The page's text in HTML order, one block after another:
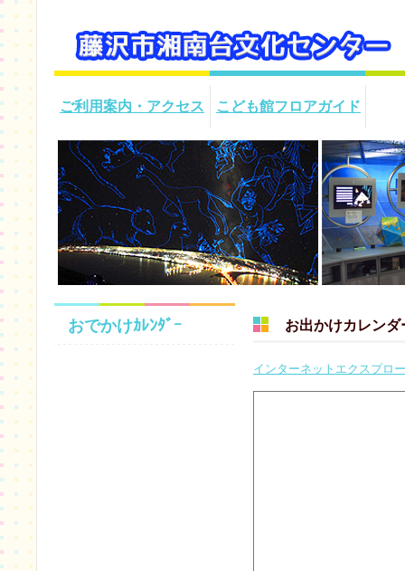
ご利用案内・アクセス こども館フロアガイド
おでかけｶﾚﾝﾀﾞｰ お出かけカレンダ
インターネットエクスプロ